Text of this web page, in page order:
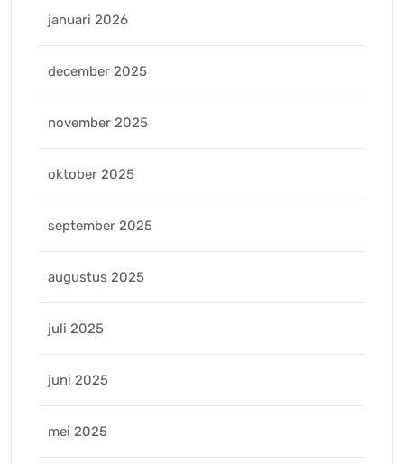
januari 2026
december 2025
november 2025
oktober 2025
september 2025
augustus 2025
juli 2025
juni 2025
mei 2025